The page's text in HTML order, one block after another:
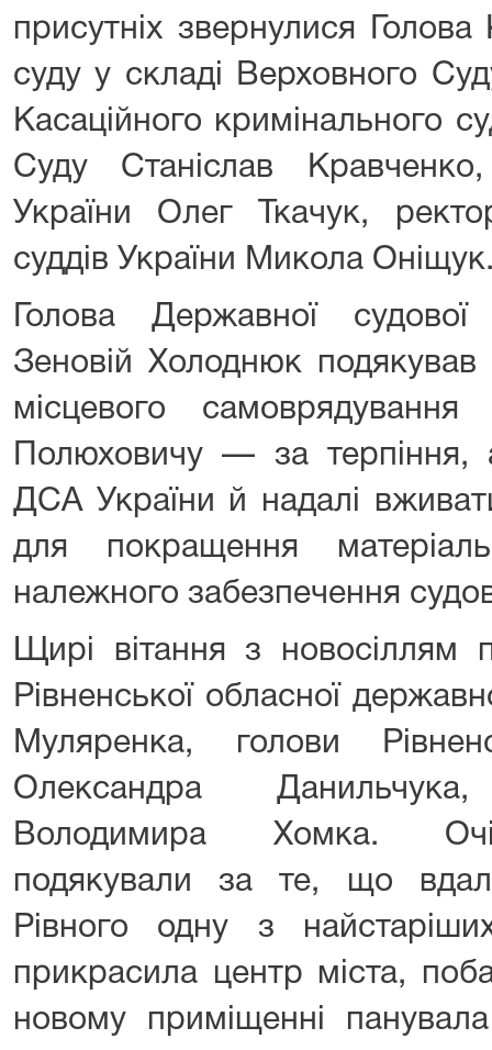
присутніх звернулися Голова
суду у складі Верховного
Касаційного кримінального
Суду Станіслав
України Олег Ткачук,
суддів України Микола
Голова Державної судової
Зеновій Холоднюк подякував
місцевого
Полюховичу — за
ДСА України й надалі
для покращення
належного забезпечення
Щирі вітання з новосіллям
Рівненської обласної
Муляренка, голови
Олександра
Володимира Хомка.
подякували за те, що
Рівного одну з
прикрасила центр міста,
новому приміщенні